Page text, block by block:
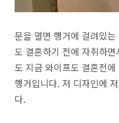
문을 열면 행거에 걸려있
도 결혼하기 전에 자취하
도 지금 와이프도 결혼전
행거입니다. 저 디자인에
다.